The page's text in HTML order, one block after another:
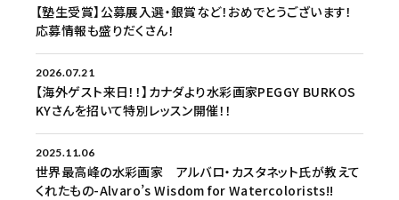
【塾生受賞】公募展入選・銀賞など！おめでとうございます！
応募情報も盛りだくさん！
2026.07.21
【海外ゲスト来日！！】カナダより水彩画家PEGGY BURKOS
KYさんを招いて特別レッスン開催！！
2025.11.06
世界最高峰の水彩画家 アルバロ・カスタネット氏が教えて
くれたもの-Alvaro’s Wisdom for Watercolorists!!